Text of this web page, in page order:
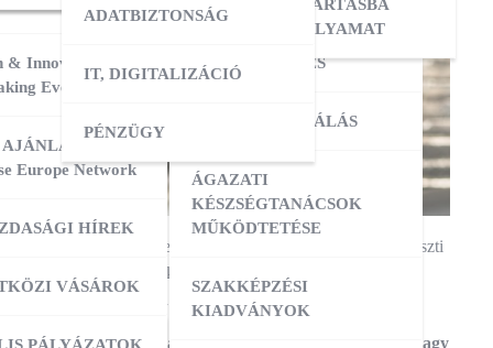
& Innovation
Event 2026
Europe Network
HÍREK
VÁSÁROK
NYILVÁNTARTÁSBA
VÉTELI FOLYAMAT
OKTATÓI KÉPZÉS
MESTERKÉPZÉS
VIZSGADELEGÁLÁS
ÁGAZATI
KÉSZSÉGTANÁCSOK
MŰKÖDTETÉSE
SZAKKÉPZÉSI
KIADVÁNYOK
ADATBIZTONSÁG
IT, DIGITALIZÁCIÓ
PÉNZÜGY
(VI. 4.) Korm. rendelet módosítása 2025. január 1-jén veszti
láncok terhelése tovább nő. 2024-ben a
20 százalékra
csökkenthetik, ha beruházásra vagy